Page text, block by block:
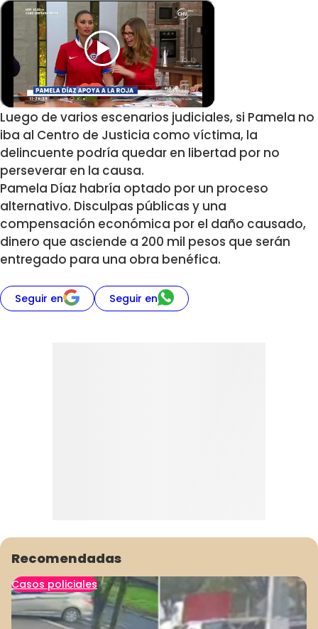
Luego de varios escenarios judiciales, si Pamela no
iba al Centro de Justicia como víctima, la
delincuente podría quedar en libertad por no
perseverar en la causa.
Pamela Díaz habría optado por un proceso
alternativo. Disculpas públicas y una
compensación económica por el daño causado,
dinero que asciende a 200 mil pesos que serán
entregado para una obra benéfica.
Seguir en Seguir en
Recomendadas
Casos policiales